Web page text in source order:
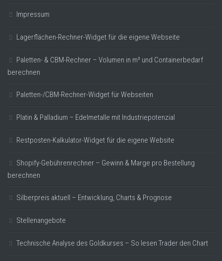
Impressum
Lagerflächen-Rechner-Widget für die eigene Webseite
Paletten- & CBM-Rechner – Volumen in m³ und Containerbedarf
berechnen
Paletten-/CBM-Rechner-Widget für Webseiten
Platin & Palladium – Edelmetalle mit Industriepotenzial
Restposten-Kalkulator-Widget für die eigene Website
Shopify-Gebührenrechner – Gewinn & Marge pro Bestellung
berechnen
Silberpreis aktuell – Entwicklung, Charts & Prognose
Stellenangebote
Technische Analyse des Goldkurses – So lesen Trader den Chart